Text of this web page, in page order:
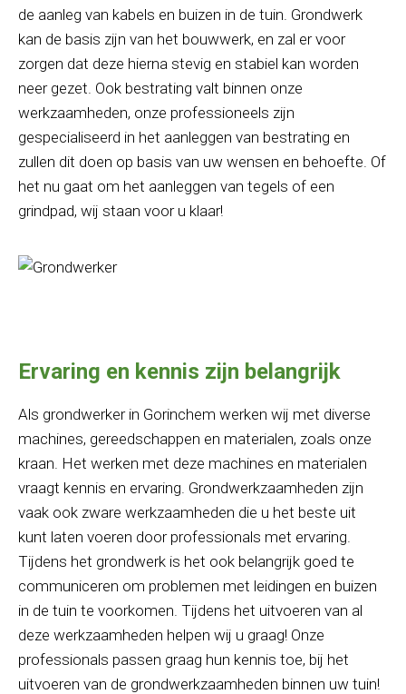
de aanleg van kabels en buizen in de tuin. Grondwerk
kan de basis zijn van het bouwwerk, en zal er voor
zorgen dat deze hierna stevig en stabiel kan worden
neer gezet. Ook bestrating valt binnen onze
werkzaamheden, onze professioneels zijn
gespecialiseerd in het aanleggen van bestrating en
zullen dit doen op basis van uw wensen en behoefte. Of
het nu gaat om het aanleggen van tegels of een
grindpad, wij staan voor u klaar!
Ervaring en kennis zijn belangrijk
Als grondwerker in Gorinchem werken wij met diverse
machines, gereedschappen en materialen, zoals onze
kraan. Het werken met deze machines en materialen
vraagt kennis en ervaring. Grondwerkzaamheden zijn
vaak ook zware werkzaamheden die u het beste uit
kunt laten voeren door professionals met ervaring.
Tijdens het grondwerk is het ook belangrijk goed te
communiceren om problemen met leidingen en buizen
in de tuin te voorkomen. Tijdens het uitvoeren van al
deze werkzaamheden helpen wij u graag! Onze
professionals passen graag hun kennis toe, bij het
uitvoeren van de grondwerkzaamheden binnen uw tuin!